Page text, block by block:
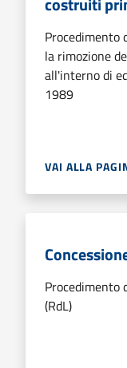
Procedimento
la rimozione
all'interno di
1989
VAI ALLA
Procedimento
(RdL)